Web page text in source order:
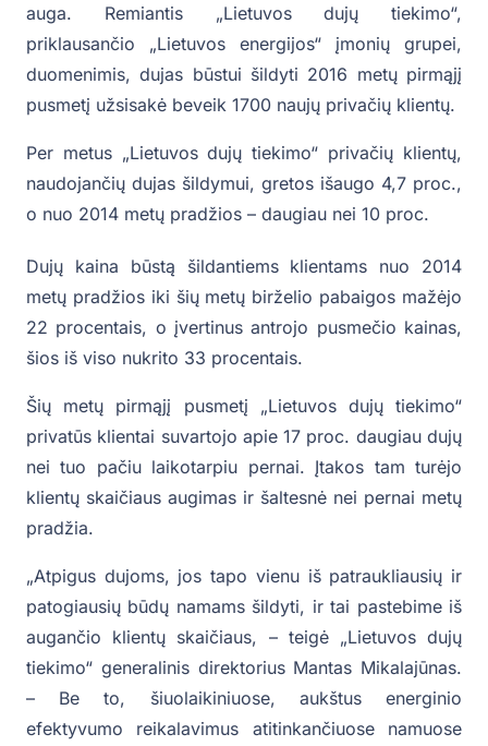
auga. Remiantis „Lietuvos dujų tiekimo“,
priklausančio „Lietuvos energijos“ įmonių grupei,
duomenimis, dujas būstui šildyti 2016 metų pirmąjį
pusmetį užsisakė beveik 1700 naujų privačių klientų.
Per metus „Lietuvos dujų tiekimo“ privačių klientų,
naudojančių dujas šildymui, gretos išaugo 4,7 proc.,
o nuo 2014 metų pradžios – daugiau nei 10 proc.
Dujų kaina būstą šildantiems klientams nuo 2014
metų pradžios iki šių metų birželio pabaigos mažėjo
22 procentais, o įvertinus antrojo pusmečio kainas,
šios iš viso nukrito 33 procentais.
Šių metų pirmąjį pusmetį „Lietuvos dujų tiekimo“
privatūs klientai suvartojo apie 17 proc. daugiau dujų
nei tuo pačiu laikotarpiu pernai. Įtakos tam turėjo
klientų skaičiaus augimas ir šaltesnė nei pernai metų
pradžia.
„Atpigus dujoms, jos tapo vienu iš patraukliausių ir
patogiausių būdų namams šildyti, ir tai pastebime iš
augančio klientų skaičiaus, – teigė „Lietuvos dujų
tiekimo“ generalinis direktorius Mantas Mikalajūnas.
– Be to, šiuolaikiniuose, aukštus energinio
efektyvumo reikalavimus atitinkančiuose namuose